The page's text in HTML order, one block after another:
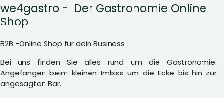
we4gastro - Der Gastronomie Online
Shop
B2B -Online Shop für dein Business
Bei uns finden Sie alles rund um die Gastronomie.
Angefangen beim kleinen Imbiss um die Ecke bis hin zur
angesagten Bar.